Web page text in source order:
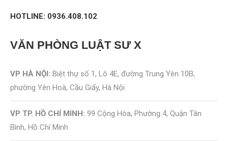
HOTLINE: 0936.408.102
VĂN PHÒNG LUẬT SƯ X
VP HÀ NỘI: Biệt thự số 1, Lô 4E, đường Trung Yên 10B,
phường Yên Hoà, Cầu Giấy, Hà Nội
VP TP. HỒ CHÍ MINH: 99 Cộng Hòa, Phường 4, Quận Tân
Bình, Hồ Chí Minh